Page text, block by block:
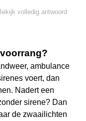
volledig antwoord
ambulance
voert, dan
Nadert een
sirene? Dan
de zwaailichten